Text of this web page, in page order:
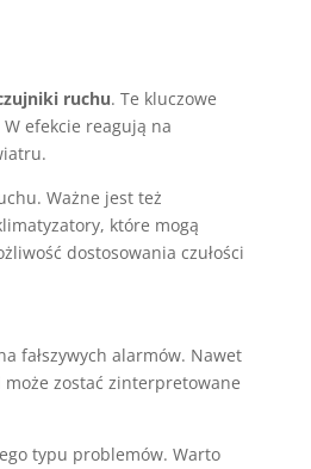
ruchu. Te kluczowe
efekcie reagują na
Ważne jest też
które mogą
dostosowania czułości
fałszywych alarmów. Nawet
zostać zinterpretowane
typu problemów. Warto